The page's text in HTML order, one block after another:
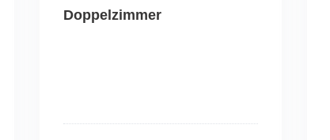
Doppelzimmer